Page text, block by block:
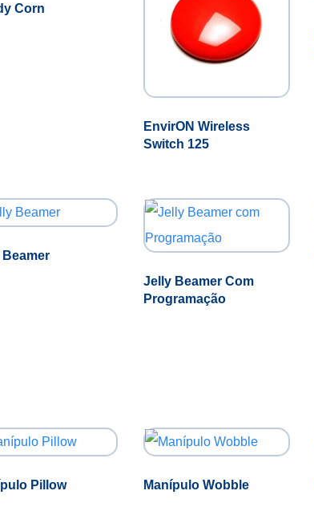
Corn
EnvirON Wireless
Switch 125
Jelly Beamer Com
Programação
Pillow Manípulo Wobble